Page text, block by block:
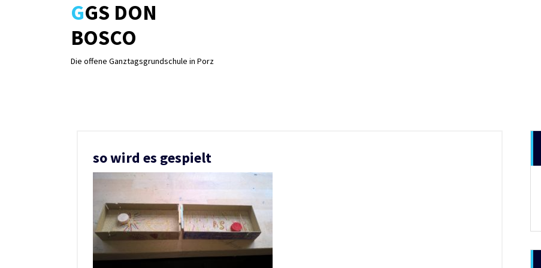
GGS DON
BOSCO
Die offene Ganztagsgrundschule in Porz
so wird es gespielt